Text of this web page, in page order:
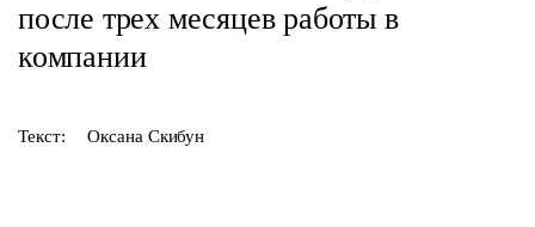
после трех месяцев работы в
компании
Текст: Оксана Скибун